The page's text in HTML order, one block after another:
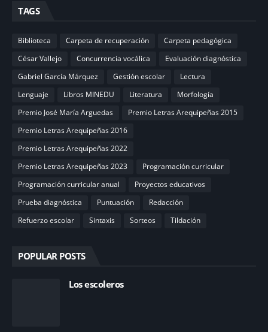
TAGS
Biblioteca Carpeta de recuperación
Carpeta pedagógica
César Vallejo
Concurrencia vocálica
Evaluación diagnóstica
Gabriel García Márquez
Gestión escolar
Lectura
Lenguaje
Libros MINEDU Literatura
Morfología
Premio José María Arguedas
Premio Letras Arequipeñas 2015
Premio Letras Arequipeñas 2016
Premio Letras Arequipeñas 2022
Premio Letras Arequipeñas 2023
Programación curricular
Programación curricular anual
Proyectos educativos
Prueba diagnóstica
Puntuación
Redacción
Refuerzo escolar
Sintaxis Sorteos Tildación
POPULAR POSTS
Los escoleros